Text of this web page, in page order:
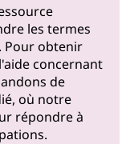
les termes
Pour obtenir
concernant
de
où notre
répondre à